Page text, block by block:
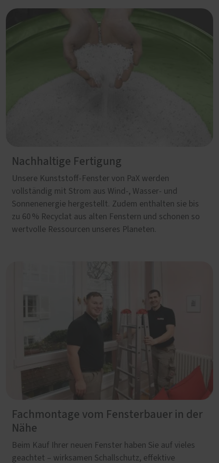
Nachhaltige Fertigung
Unsere Kunststoff-Fenster von PaX werden
vollständig mit Strom aus Wind-, Wasser- und
Sonnenenergie hergestellt. Zudem enthalten sie bis
zu 60 % Recyclat aus alten Fenstern und schonen so
wertvolle Ressourcen unseres Planeten.
Fachmontage vom Fensterbauer in der
Nähe
Beim Kauf Ihrer neuen Fenster haben Sie auf vieles
geachtet – wirksamen Schallschutz, effektive